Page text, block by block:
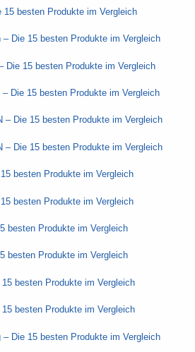
15 besten Produkte im Vergleich
Die 15 besten Produkte im Vergleich
Die 15 besten Produkte im Vergleich
Die 15 besten Produkte im Vergleich
– Die 15 besten Produkte im Vergleich
– Die 15 besten Produkte im Vergleich
besten Produkte im Vergleich
besten Produkte im Vergleich
besten Produkte im Vergleich
besten Produkte im Vergleich
besten Produkte im Vergleich
besten Produkte im Vergleich
– Die 15 besten Produkte im Vergleich